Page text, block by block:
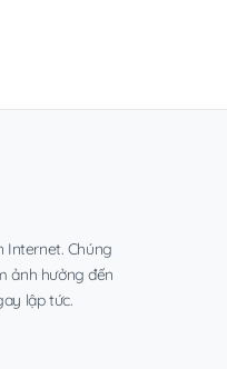
Internet. Chúng
ảnh hưởng đến
lập tức.